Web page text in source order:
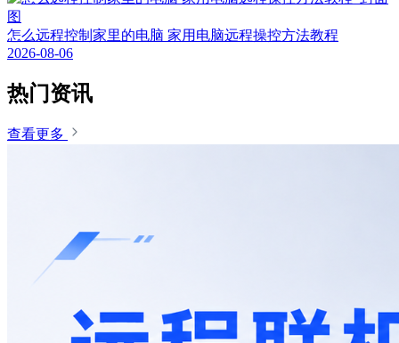
怎么远程控制家里的电脑 家用电脑远程操控方法教程
2026-08-06
热门资讯
查看更多